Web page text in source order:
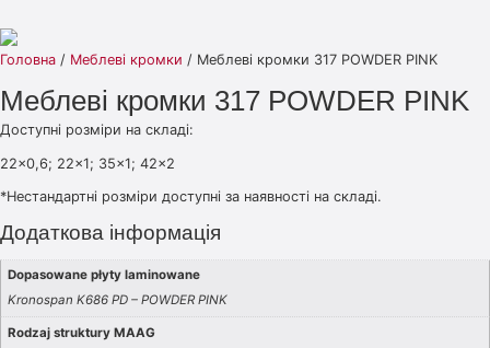
Головна / Меблеві кромки / Меблеві кромки 317 POWDER PINK
Меблеві кромки 317 POWDER PINK
Доступні розміри на складі:
22×0,6; 22×1; 35×1; 42×2
*Нестандартні розміри доступні за наявності на складі.
Додаткова інформація
Dopasowane płyty laminowane
Kronospan K686 PD – POWDER PINK
Rodzaj struktury MAAG